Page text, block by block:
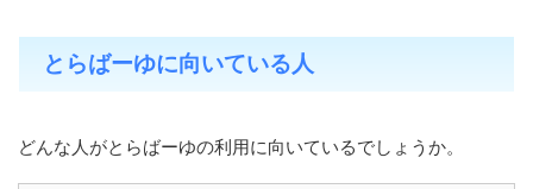
とらばーゆに向いている人
どんな人がとらばーゆの利用に向いているでしょうか。